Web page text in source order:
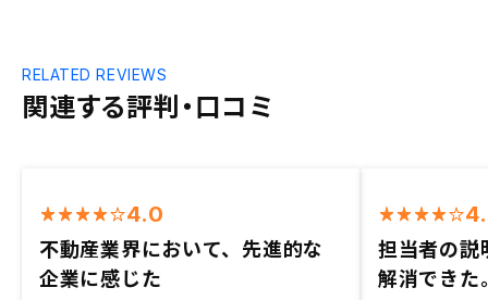
関連する評判・口コミ
RELATED REVIEWS
4.0
不動産業界において、先進的な
企業に感じた
担当者の説
解消できた